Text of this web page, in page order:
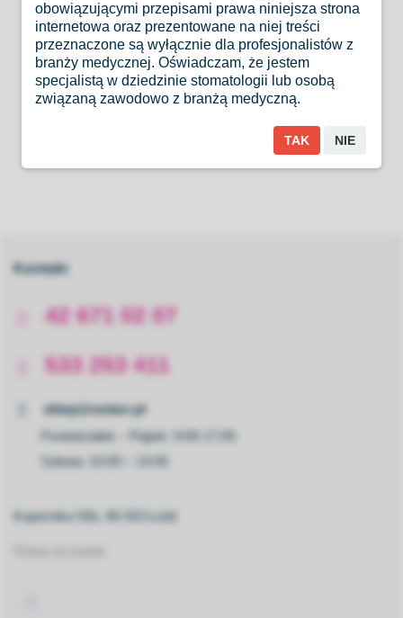
60 sztyftów w rozmiarach R25, R40, R50
lub Asortyment:
40x R25, 10x R40, 10x R50; długość 28mm
Kontakt
42 671 02 07
533 253 411
sklep@molarr.pl
Poniedziałek – Piątek: 9:00-17:00
Sobota: 10:00 – 14:00
Kopernika 55b, 90-553 Łódź
obowiązującymi przepisami prawa niniejsza strona
internetowa oraz prezentowane na niej treści
przeznaczone są wyłącznie dla profesjonalistów z
branży medycznej. Oświadczam, że jestem
specjalistą w dziedzinie stomatologii lub osobą
związaną zawodowo z branżą medyczną.
TAK NIE